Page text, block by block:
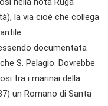
la via cioè che collega
documentata
S. Pelagio. Dovrebbe
tra i marinai della
un Romano di Santa